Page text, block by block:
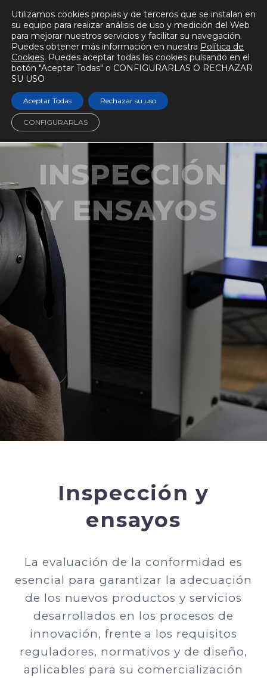
Inspección y
ensayos
La evaluación de la conformidad es
esencial para garantizar la adecuación
de los nuevos productos y servicios
desarrollados en los procesos de
innovación, frente a los requisitos
reguladores, normativos y de diseño,
aplicables para su comercialización
Utilizamos cookies propias y de terceros que se instalan en
su equipo para realizar análisis de uso y medición del Web
para mejorar nuestros servicios y facilitar su navegación.
Puedes obtener más información en nuestra Política de
Cookies. Puedes aceptar todas las cookies pulsando en el
botón "Aceptar Todas" o CONFIGURARLAS O RECHAZAR
SU USO
Aceptar Todas Rechazar su uso
CONFIGURARLAS